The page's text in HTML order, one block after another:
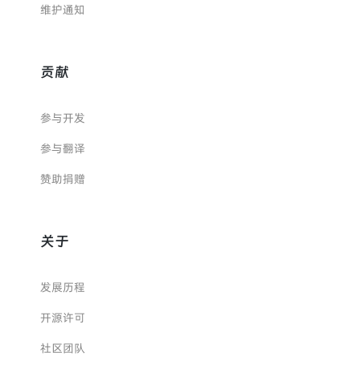
维护通知
贡献
参与开发
参与翻译
赞助捐赠
关于
发展历程
开源许可
社区团队